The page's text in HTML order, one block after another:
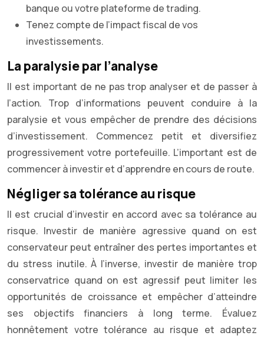
banque ou votre plateforme de trading.
Tenez compte de l’impact fiscal de vos
investissements.
La paralysie par l’analyse
Il est important de ne pas trop analyser et de passer à
l’action. Trop d’informations peuvent conduire à la
paralysie et vous empêcher de prendre des décisions
d’investissement. Commencez petit et diversifiez
progressivement votre portefeuille. L’important est de
commencer à investir et d’apprendre en cours de route.
Négliger sa tolérance au risque
Il est crucial d’investir en accord avec sa tolérance au
risque. Investir de manière agressive quand on est
conservateur peut entraîner des pertes importantes et
du stress inutile. À l’inverse, investir de manière trop
conservatrice quand on est agressif peut limiter les
opportunités de croissance et empêcher d’atteindre
ses objectifs financiers à long terme. Évaluez
honnêtement votre tolérance au risque et adaptez